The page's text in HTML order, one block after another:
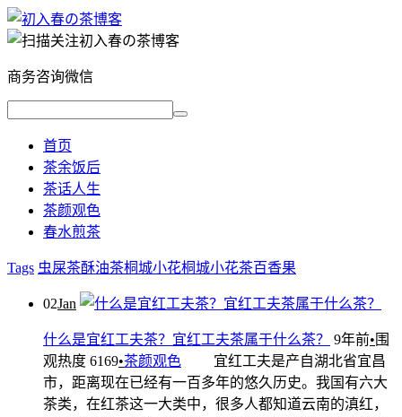
商务咨询微信
首页
茶余饭后
茶话人生
茶颜观色
春水煎茶
Tags 虫屎茶酥油茶桐城小花桐城小花茶百香果
02Jan
什么是宜红工夫茶？宜红工夫茶属于什么茶？ 9年前• 围
观热度 6169•茶颜观色
宜红工夫是产自湖北省宜昌
市，距离现在已经有一百多年的悠久历史。我国有六大
茶类，在红茶这一大类中，很多人都知道云南的滇红，